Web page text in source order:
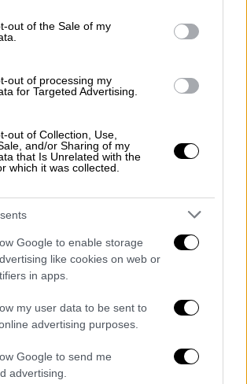
below specified purposes in below Google
out of the Sale of my
out of processing my
for Targeted Advertising.
out of Collection, Use,
and/or Sharing of my
that Is Unrelated with the
which it was collected.
Google to enable storage
like cookies on web or
in apps.
my user data to be sent to
advertising purposes.
Google to send me
advertising.
μεταξύ του
Άμυνας
Λόιντ Όστιν
ομολόγου του
ανακοίνωσε ο εκπρόσωπος
Πενταγώνου.
να διατηρήσουμε
διαύλους επικοινωνίας θα
διαβεβαίωσε ο ταξίαρχος της
Πατ Ράιντερ, παρά
του αμερικανικού αιτήματος,
την επιδείνωση των
Ουάσινγκτον και Πεκίνου.
ότι οιΗΠΑ
το κινεζικό μπαλόνι
και έπληξαν» τις
σχέσεις.